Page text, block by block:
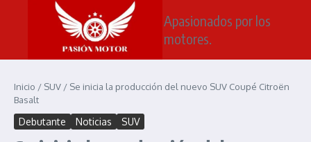
Saltar al contenido
Apasionados por los
motores.
Inicio / SUV / Se inicia la producción del nuevo SUV Coupé Citroën
Basalt
Debutante Noticias SUV